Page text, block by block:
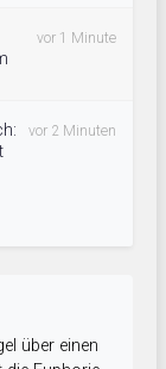
vor 1 Minute
vor 2 Minuten
über einen